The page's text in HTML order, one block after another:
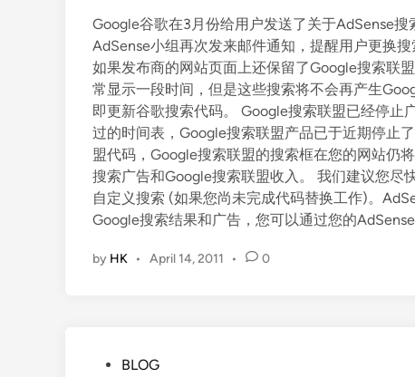
e
d
i
n
Google谷歌在3月份给用户发送了关于AdSense
AdSense小组再次发来邮件通知，提醒用户更换
如果发布商的网站页面上还保留了Google搜索联
常显示一段时间，但是这些搜索将不会再产生
即更新谷歌搜索代码。 Google搜索联盟已经停止
过的时间表，Google搜索联盟产品已于近期停止
盟代码，Google搜索联盟的搜索框在您的网站仍
搜索广告和Google搜索联盟收入。 我们建议您尽
自定义搜索 (如果您尚未完成代码替换工作)。
Google搜索结果和广告，您可以通过您的
by HK • April 14, 2011 • 0
BLOG